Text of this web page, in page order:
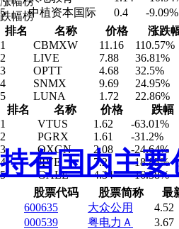
5
中植资本国际 0.4 -9.09%
跌幅榜
排名
名称 价格
涨跌
1
CBMXW 11.16
110.57%
2
LIVE 7.88
36.81%
3
OPTT 4.68
32.5%
4
SNMX 9.69
24.95%
5
LUNA 1.72
22.86%
排名
名称 价格
跌幅
1
VTUS 1.62
-63.01%
2
PGRX 1.61
-31.2%
3
OXGN 2.08
-24.64%
4
JIVE 7.2
-18.83%
5
GALE 4.34 -16.38%
持有国内主
股票代码 股票简称 最
600635
大众公用 4.52
000539
粤电力Ａ 3.67